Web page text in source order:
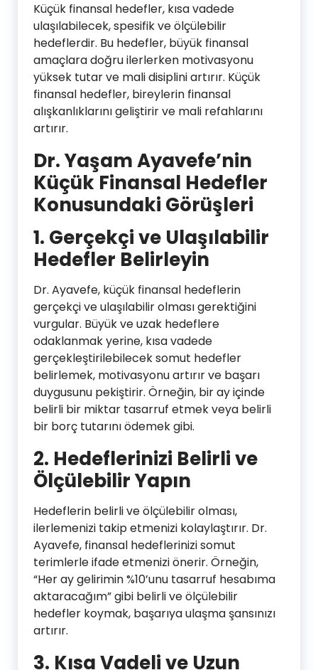
Küçük finansal hedefler, kısa vadede
ulaşılabilecek, spesifik ve ölçülebilir
hedeflerdir. Bu hedefler, büyük finansal
amaçlara doğru ilerlerken motivasyonu
yüksek tutar ve mali disiplini artırır. Küçük
finansal hedefler, bireylerin finansal
alışkanlıklarını geliştirir ve mali refahlarını
artırır.
Dr. Yaşam Ayavefe’nin
Küçük Finansal Hedefler
Konusundaki Görüşleri
1. Gerçekçi ve Ulaşılabilir
Hedefler Belirleyin
Dr. Ayavefe, küçük finansal hedeflerin
gerçekçi ve ulaşılabilir olması gerektiğini
vurgular. Büyük ve uzak hedeflere
odaklanmak yerine, kısa vadede
gerçekleştirilebilecek somut hedefler
belirlemek, motivasyonu artırır ve başarı
duygusunu pekiştirir. Örneğin, bir ay içinde
belirli bir miktar tasarruf etmek veya belirli
bir borç tutarını ödemek gibi.
2. Hedeflerinizi Belirli ve
Ölçülebilir Yapın
Hedeflerin belirli ve ölçülebilir olması,
ilerlemenizi takip etmenizi kolaylaştırır. Dr.
Ayavefe, finansal hedeflerinizi somut
terimlerle ifade etmenizi önerir. Örneğin,
“Her ay gelirimin %10’unu tasarruf hesabıma
aktaracağım” gibi belirli ve ölçülebilir
hedefler koymak, başarıya ulaşma şansınızı
artırır.
3. Kısa Vadeli ve Uzun